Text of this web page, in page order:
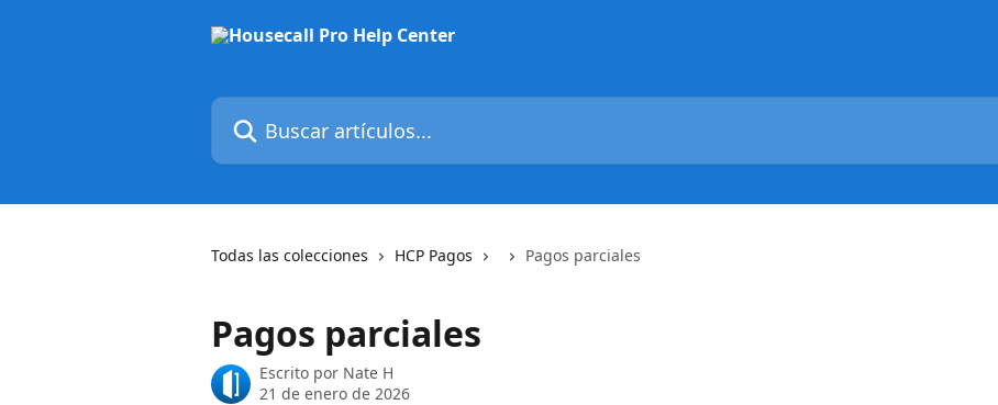
Buscar artículos...
Todas las colecciones HCP Pagos Pagos parciales
Pagos parciales
Escrito por Nate H
21 de enero de 2026